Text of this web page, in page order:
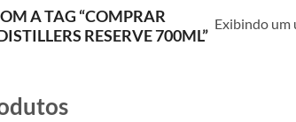
A TAG “COMPRAR
RESERVE 700ML”
Exibindo um